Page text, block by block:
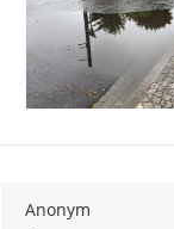
Anonym